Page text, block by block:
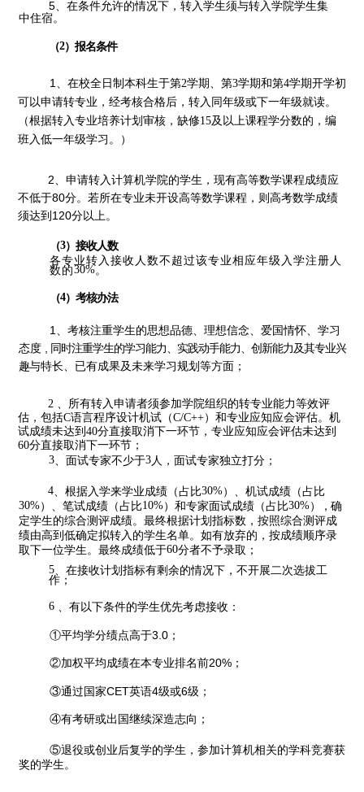
5、在条件允许的情况下，转入学生须与转入学院学生集
中住宿。
（2）报名条件
1、在校全日制本科生于第2学期、第3学期和第4学期开学初
可以申请转专业，经考核合格后，转入同年级或下一年级就读。
（根据转入专业培养计划审核，缺修15及以上课程学分数的 ，编
班入低一年级学习。）
2、申请转入计算机学院的学生，现有高等数学课程成绩应
不低于80分。若所在专业未开设高等数学课程，则高考数学成绩
须达到 120分以上。
（3）接收人数
各专业转入接收人数不超过该专业相应年级入学注册人
数的30%。
（4）考核办法
1、考核注重学生的思想品德、理想信念、爱国情怀、学习
态度 , 同时注重学生的学习能力、实践动手能力、创新能力及其专业兴
趣与特长、已有成果及未来学习规划等方面；
2 、所有转入申请者须参加学院组织的转专业能力等效评
估，包括C语言程序设计机试（C/C++）和专业应知应会评估。 机
试成绩未达到 40分直接取消下一环节，专业应知应会评估未达到
60分直接取消下一环节；
3、面试专家不少于3人，面试专家独立打分；
4、根据入学来学业成绩（占比30%）、机试成绩（占比
30%）、 笔试成绩（占比10%）和专家面试成绩（占比30%）， 确
定学生的综合测评成绩。最终根据计划指标数，按照综合测评成
绩由高到低确定拟转入的学生名单。如有放弃的，按成绩顺序录
取下一位学生。最终成绩低于60分者不予录取；
5、在接收计划指标有剩余的情况下，不开展二次选拔工
作；
6 、有以下条件的学生优先考虑接收：
①平均学分绩点高于3.0；
②加权平均成绩在本专业排名前20%；
③通过国家CET英语4级或6级；
④有考研或出国继续深造志向；
⑤退役或创业后复学的学生，参加计算机相关的学科竞赛获
奖的学生。